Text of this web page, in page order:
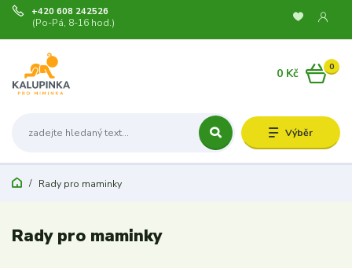
Výběr
+420 608 242526
(Po-Pá, 8-16 hod.)
0
0 Kč
Rady pro maminky
Rady pro maminky